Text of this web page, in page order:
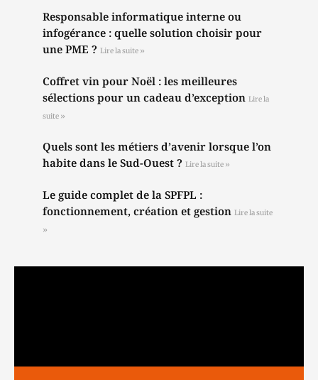
Responsable informatique interne ou
infogérance : quelle solution choisir pour
une PME ? Lire la suite »
Coffret vin pour Noël : les meilleures
sélections pour un cadeau d’exception Lire la
suite »
Quels sont les métiers d’avenir lorsque l’on
habite dans le Sud-Ouest ? Lire la suite »
Le guide complet de la SPFPL :
fonctionnement, création et gestion Lire la suite
»